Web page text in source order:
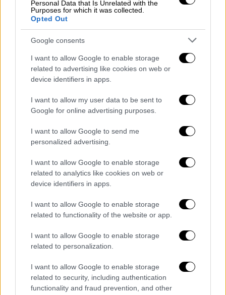
Personal Data that Is Unrelated with the
Purposes for which it was collected.
Opted Out
Google consents
I want to allow Google to enable storage
related to advertising like cookies on web or
device identifiers in apps.
I want to allow my user data to be sent to
Google for online advertising purposes.
I want to allow Google to send me
personalized advertising.
I want to allow Google to enable storage
related to analytics like cookies on web or
device identifiers in apps.
I want to allow Google to enable storage
related to functionality of the website or app.
I want to allow Google to enable storage
related to personalization.
I want to allow Google to enable storage
related to security, including authentication
functionality and fraud prevention, and other
Μαρία Αλίκη είναι ένας καθρέφτης,
μια αντανάκλαση όλων μας»
Η επιτροπή θα βραβεύσει ταλέντα από το
Ηνωμένο Βασίλειο και όχι μόνο,
παραδοσιακά και πρωτοποριακά επιτεύγματα
στον κινηματογράφο, συμπεριλαμβανομένης
της κατηγορίας καλύτερης παραγωγής AI.
Ο συνιδρυτής και σκηνοθέτης των CIFF και
Dreamtown, Μπεν Τσαρλς Έντουαρντς
δήλωσε: «Το CIFF είναι κάτι περισσότερο
από ένα Φεστιβάλ Κινηματογράφου -είναι μια
δυναμική πλατφόρμα συνεργασιών που
τιμούν την καινοτομία και τη
υπερασπίζοντας τις πιο τολμηρές φωνές
στον κινηματογράφο».
Η τετραήμερη εκδήλωση, η οποία θα είναι
μια γιορτή των καλύτερων βρετανικών